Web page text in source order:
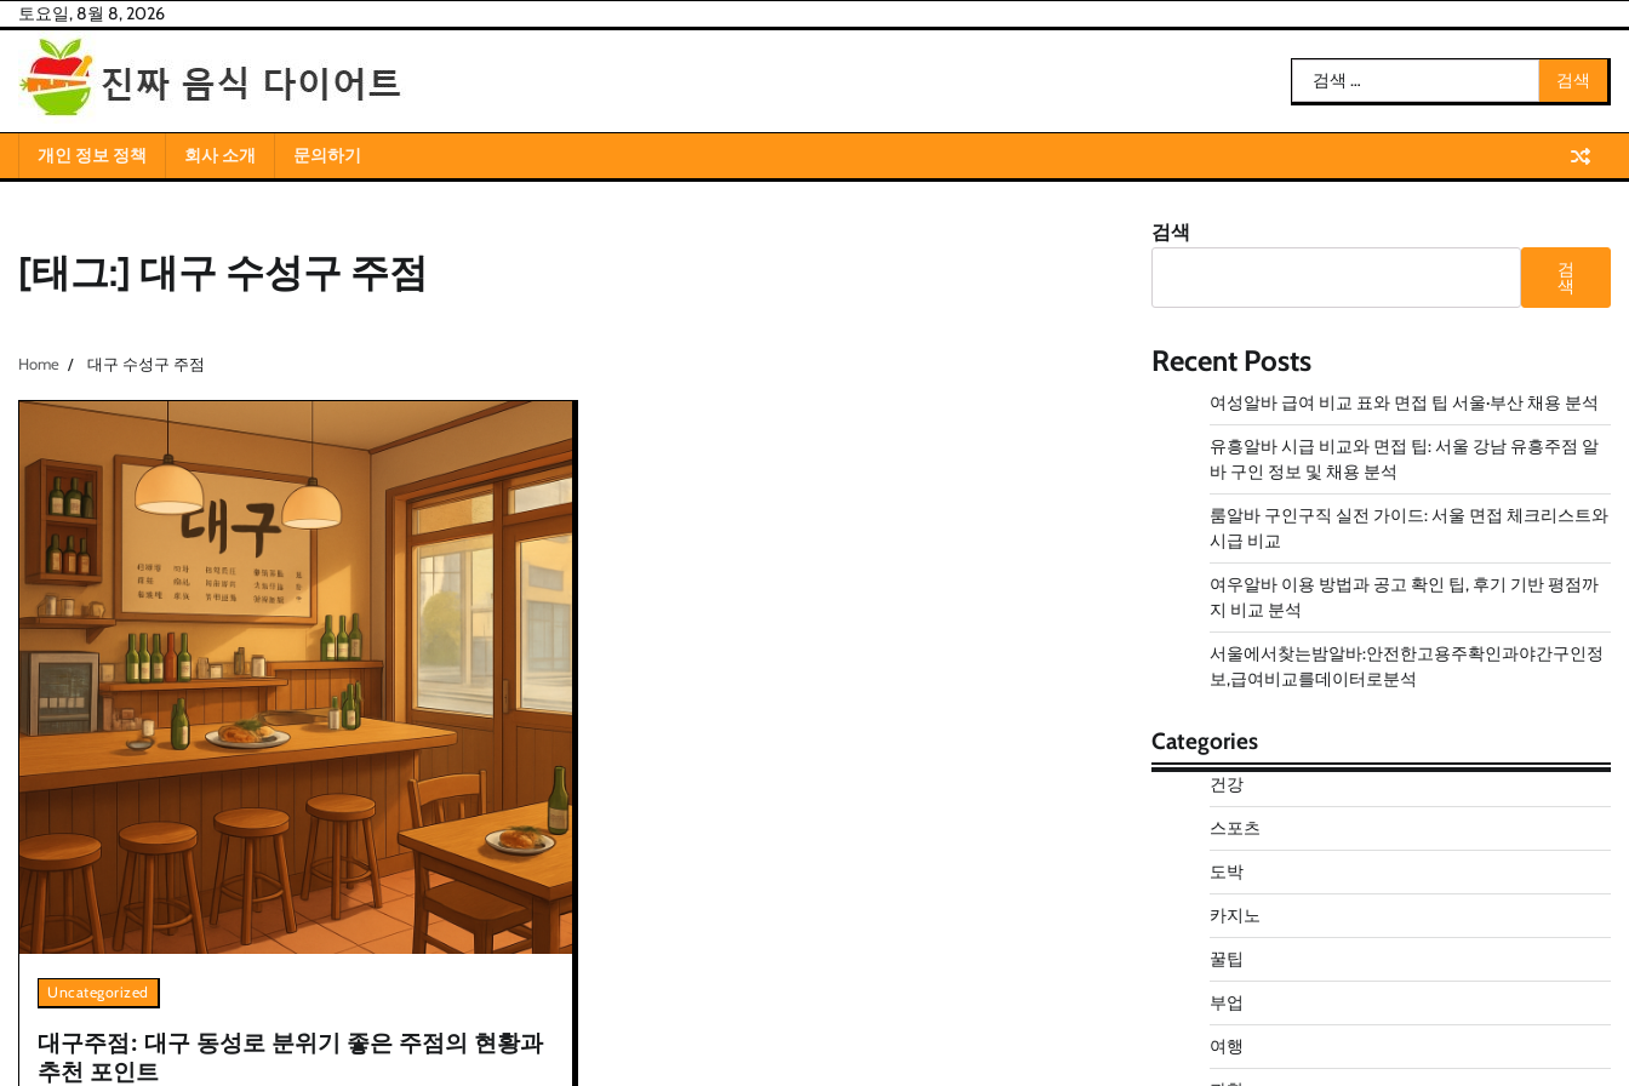
Skip
content
토요일, 8월 8, 2026
색:
개인 정보 정책 회사 소개 문의하기
[태그:] 대구 수성구 주점
Home 대구 수성구 주점
Uncategorized
대구주점: 대구 동성로 분위기 좋은 주점의 현황과
추천 포인트
검색
검
색
Recent Posts
여성알바 급여 비교 표와 면접 팁 서울·부산 채용 분석
유흥알바 시급 비교와 면접 팁: 서울 강남 유흥주점 알
바 구인 정보 및 채용 분석
룸알바 구인구직 실전 가이드: 서울 면접 체크리스트와
시급 비교
여우알바 이용 방법과 공고 확인 팁, 후기 기반 평점까
지 비교 분석
서울에서찾는밤알바:안전한고용주확인과야간구인정
보,급여비교를데이터로분석
Categories
건강
스포츠
도박
카지노
꿀팁
부업
여행